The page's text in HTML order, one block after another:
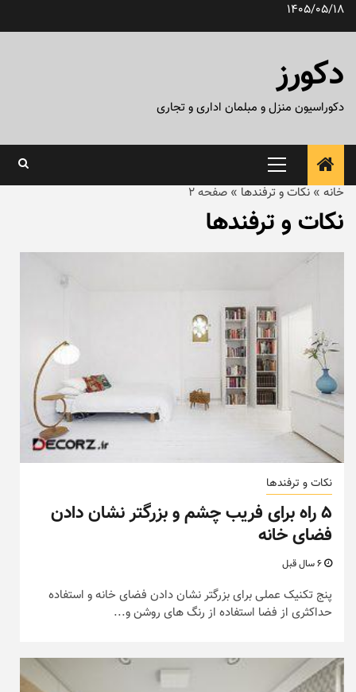
پرش1405/05/18
دکورز
دکوراسیون منزل و مبلمان اداری و تجاری
منوی
اصلی
خانه » نکات و ترفندها » صفحه 2
نکات و ترفندها
نکات و ترفندها
۵ راه برای فریب چشم و بزرگتر نشان دادن
فضای خانه
پنج تکنیک عملی برای بزرگتر نشان دادن فضای خانه و استفاده
حداکثری از فضا استفاده از رنگ های روشن و...